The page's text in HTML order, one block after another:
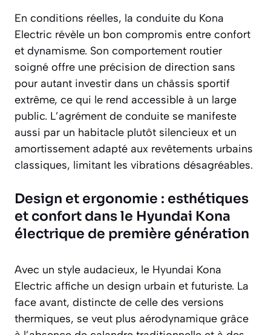
En conditions réelles, la conduite du Kona
Electric révèle un bon compromis entre confort
et dynamisme. Son comportement routier
soigné offre une précision de direction sans
pour autant investir dans un châssis sportif
extrême, ce qui le rend accessible à un large
public. L’agrément de conduite se manifeste
aussi par un habitacle plutôt silencieux et un
amortissement adapté aux revêtements urbains
classiques, limitant les vibrations désagréables.
Design et ergonomie : esthétiques
et confort dans le Hyundai Kona
électrique de première génération
Avec un style audacieux, le Hyundai Kona
Electric affiche un design urbain et futuriste. La
face avant, distincte de celle des versions
thermiques, se veut plus aérodynamique grâce